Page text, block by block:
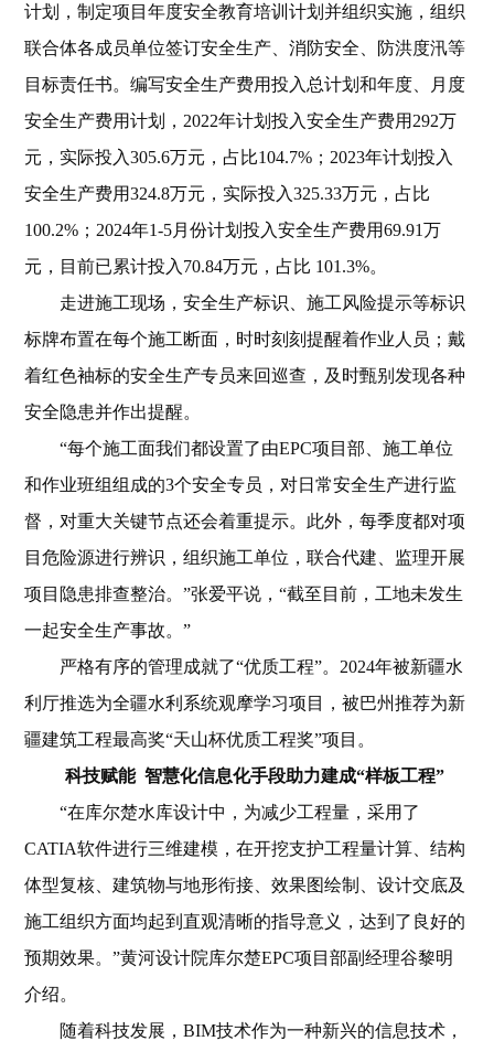
计划，制定项目年度安全教育培训计划并组织实施，组织
联合体各成员单位签订安全生产、消防安全、防洪度汛等
目标责任书。编写安全生产费用投入总计划和年度、月度
安全生产费用计划，2022年计划投入安全生产费用292万
元，实际投入305.6万元，占比104.7%；2023年计划投入
安全生产费用324.8万元，实际投入325.33万元，占比
100.2%；2024年1-5月份计划投入安全生产费用69.91万
元，目前已累计投入70.84万元，占比 101.3%。
走进施工现场，安全生产标识、施工风险提示等标识
标牌布置在每个施工断面，时时刻刻提醒着作业人员；戴
着红色袖标的安全生产专员来回巡查，及时甄别发现各种
安全隐患并作出提醒。
“每个施工面我们都设置了由EPC项目部、施工单位
和作业班组组成的3个安全专员，对日常安全生产进行监
督，对重大关键节点还会着重提示。此外，每季度都对项
目危险源进行辨识，组织施工单位，联合代建、监理开展
项目隐患排查整治。”张爱平说，“截至目前，工地未发生
一起安全生产事故。”
严格有序的管理成就了“优质工程”。2024年被新疆水
利厅推选为全疆水利系统观摩学习项目，被巴州推荐为新
疆建筑工程最高奖“天山杯优质工程奖”项目。
科技赋能 智慧化信息化手段助力建成“样板工程”
“在库尔楚水库设计中，为减少工程量，采用了
CATIA软件进行三维建模，在开挖支护工程量计算、结构
体型复核、建筑物与地形衔接、效果图绘制、设计交底及
施工组织方面均起到直观清晰的指导意义，达到了良好的
预期效果。”黄河设计院库尔楚EPC项目部副经理谷黎明
介绍。
随着科技发展，BIM技术作为一种新兴的信息技术，